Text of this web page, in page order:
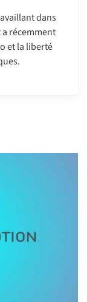
dans
récemment
et la liberté